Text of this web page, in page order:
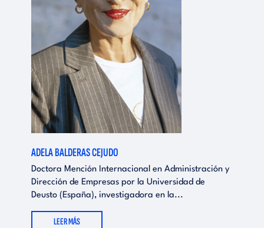
ADELA BALDERAS CEJUDO
Doctora Mención Internacional en Administración y
Dirección de Empresas por la Universidad de
Deusto (España), investigadora en la...
LEER MÁS